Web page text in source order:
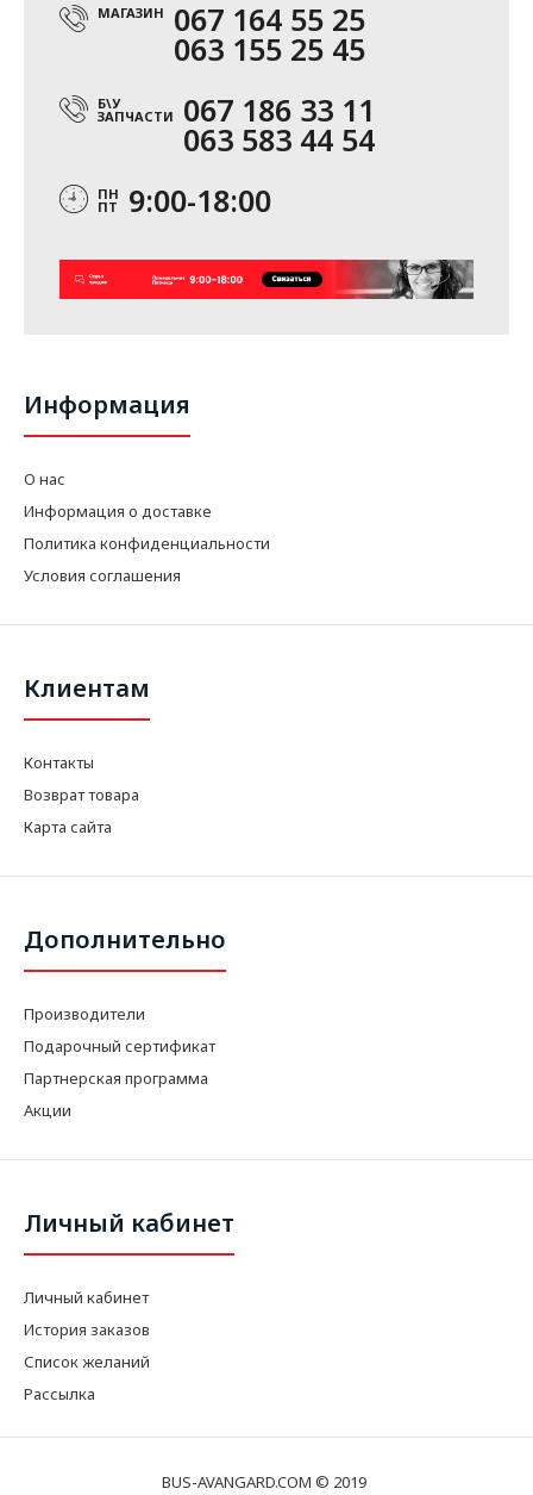
МАГАЗИН 067 164 55 25
063 155 25 45
Б\У
ЗАПЧАСТИ 067 186 33 11
063 583 44 54
ПН
ПТ 9:00-18:00
Информация
О нас
Информация о доставке
Политика конфиденциальности
Условия соглашения
Клиентам
Контакты
Возврат товара
Карта сайта
Дополнительно
Производители
Подарочный сертификат
Партнерская программа
Акции
Личный кабинет
Личный кабинет
История заказов
Список желаний
Рассылка
BUS-AVANGARD.COM © 2019